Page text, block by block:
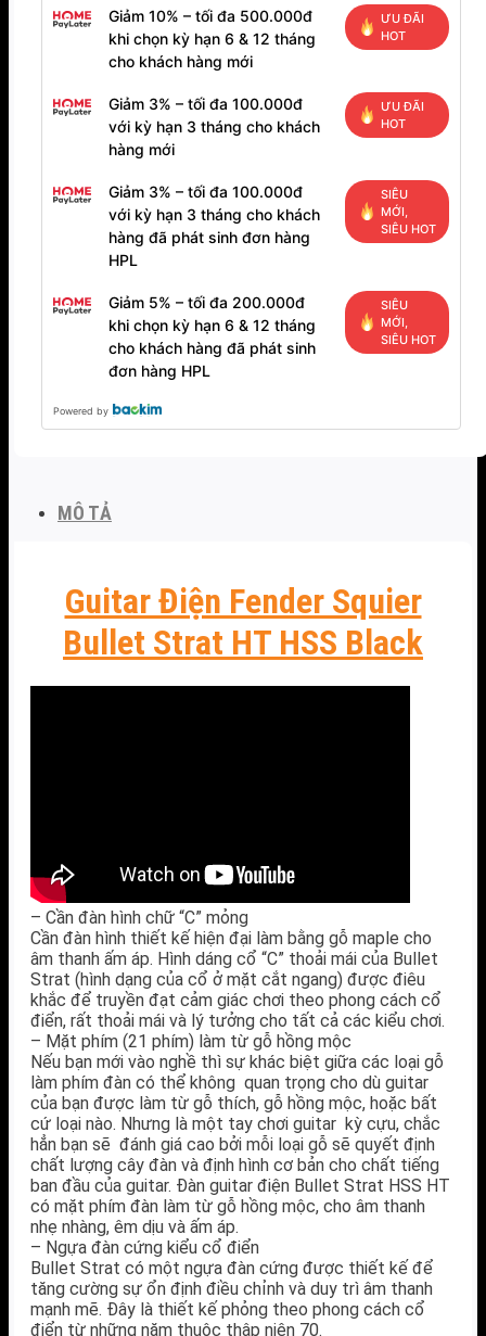
Giảm 10% – tối đa 500.000đ
khi chọn kỳ hạn 6 & 12 tháng
cho khách hàng mới
ƯU ĐÃI
HOT
Giảm 3% – tối đa 100.000đ
với kỳ hạn 3 tháng cho khách
hàng mới
ƯU ĐÃI
HOT
Giảm 3% – tối đa 100.000đ
với kỳ hạn 3 tháng cho khách
hàng đã phát sinh đơn hàng
HPL
SIÊU
MỚI,
SIÊU HOT
Giảm 5% – tối đa 200.000đ
khi chọn kỳ hạn 6 & 12 tháng
cho khách hàng đã phát sinh
đơn hàng HPL
SIÊU
MỚI,
SIÊU HOT
Powered by
MÔ TẢ
Guitar Điện Fender Squier
Bullet Strat HT HSS Black
– Cần đàn hình chữ “C” mỏng
Cần đàn hình thiết kế hiện đại làm bằng gỗ maple cho
âm thanh ấm áp. Hình dáng cổ “C” thoải mái của Bullet
Strat (hình dạng của cổ ở mặt cắt ngang) được điêu
khắc để truyền đạt cảm giác chơi theo phong cách cổ
điển, rất thoải mái và lý tưởng cho tất cả các kiểu chơi.
– Mặt phím (21 phím) làm từ gỗ hồng mộc
Nếu bạn mới vào nghề thì sự khác biệt giữa các loại gỗ
làm phím đàn có thể không quan trọng cho dù guitar
của bạn được làm từ gỗ thích, gỗ hồng mộc, hoặc bất
cứ loại nào. Nhưng là một tay chơi guitar kỳ cựu, chắc
hẳn bạn sẽ đánh giá cao bởi mỗi loại gỗ sẽ quyết định
chất lượng cây đàn và định hình cơ bản cho chất tiếng
ban đầu của guitar. Đàn guitar điện Bullet Strat HSS HT
có mặt phím đàn làm từ gỗ hồng mộc, cho âm thanh
nhẹ nhàng, êm dịu và ấm áp.
– Ngựa đàn cứng kiểu cổ điển
Bullet Strat có một ngựa đàn cứng được thiết kế để
tăng cường sự ổn định điều chỉnh và duy trì âm thanh
mạnh mẽ. Đây là thiết kế phỏng theo phong cách cổ
điển từ những năm thuộc thập niên 70.